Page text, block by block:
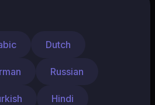
Dutch
Russian
Hindi